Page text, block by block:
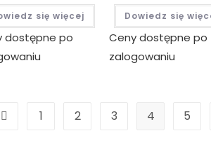
się więcej
dostępne po
Dowiedz się
Ceny dostępne po
zalogowaniu
1 2 3 4 5